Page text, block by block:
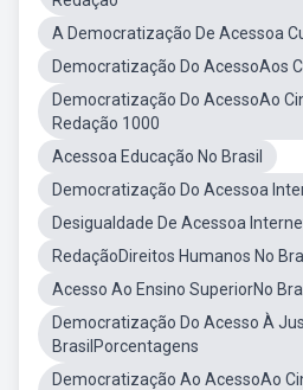
A Democratização De Acessoa
Democratização Do AcessoAos
Democratização Do AcessoAo
Redação 1000
Acessoa Educação No Brasil
Democratização Do Acessoa
Desigualdade De Acessoa
RedaçãoDireitos Humanos No
Acesso Ao Ensino SuperiorNo
Democratização Do Acesso À
BrasilPorcentagens
Democratização Ao AcessoAo